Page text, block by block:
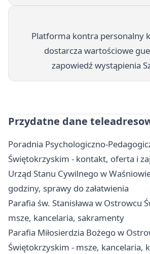
Platforma kontra personalny
dostarcza wartościowe
zapowiedź wystąpienia
Przydatne dane
Poradnia Psychologiczno-
Świętokrzyskim - kontakt, oferta i
Urząd Stanu Cywilnego w
godziny, sprawy do załatwienia
Parafia św. Stanisława w Ostrowcu
msze, kancelaria, sakramenty
Parafia Miłosierdzia Bożego w
Świętokrzyskim - msze, kancelaria,